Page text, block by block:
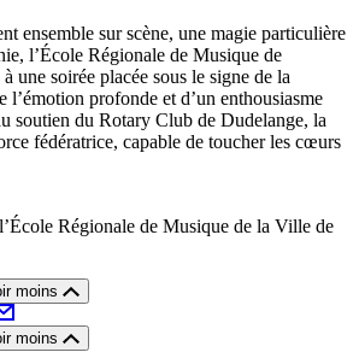
ensemble sur scène, une magie particulière
l’École Régionale de Musique de
une soirée placée sous le signe de la
l’émotion profonde et d’un enthousiasme
soutien du Rotary Club de Dudelange, la
fédératrice, capable de toucher les cœurs
Régionale de Musique de la Ville de
moins
moins